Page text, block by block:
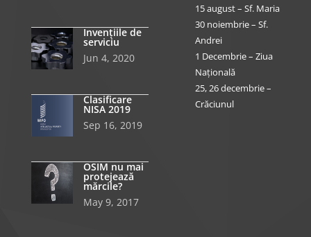
Invențiile de
serviciu
Jun 4, 2020
Clasificare
NISA 2019
Sep 16, 2019
OSIM nu mai
protejează
mărcile?
May 9, 2017
15 august – Sf. Maria
30 noiembrie – Sf.
Andrei
1 Decembrie – Ziua
Națională
25, 26 decembrie –
Crăciunul